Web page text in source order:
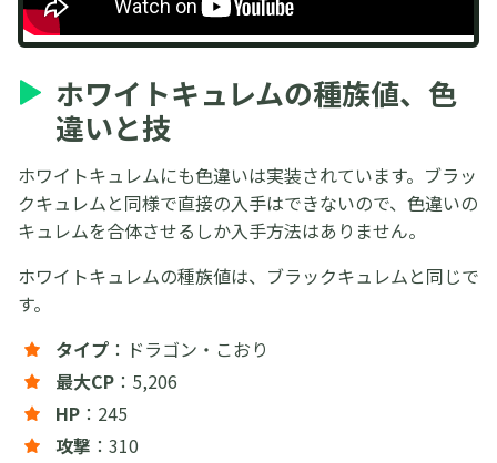
ホワイトキュレムの種族値、色
違いと技
ホワイトキュレムにも色違いは実装されています。ブラッ
クキュレムと同様で直接の入手はできないので、色違いの
キュレムを合体させるしか入手方法はありません。
ホワイトキュレムの種族値は、ブラックキュレムと同じで
す。
タイプ ：ドラゴン・こおり
最大CP ：5,206
HP ：245
攻撃 ：310